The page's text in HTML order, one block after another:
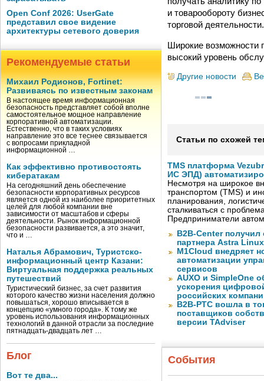
Open Conf 2026: UserGate
представил свое видение
архитектуры сетевого доверия
Рекомендуемые статьи
Михаил Родионов, Fortinet:
Развиваясь по известным законам
В настоящее время информационная
безопасность представляет собой вполне
самостоятельное мощное направление
корпоративной автоматизации.
Естественно, что в таких условиях
направление это все теснее связывается
с вопросами прикладной
информационной …
Как эффективно противостоять
кибератакам
На сегодняшний день обеспечение
безопасности корпоративных ресурсов
является одной из наиболее приоритетных
целей для любой компании вне
зависимости от масштабов и сферы
деятельности. Рынок информационной
безопасности развивается, а это значит,
что и …
Наталья Абрамович, Туристско-
информационный центр Казани:
Виртуальная поддержка реальных
путешествий
Туристический бизнес, за счет развития
которого качество жизни населения должно
повышаться, хорошо вписывается в
концепцию «умного города». К тому же
уровень использования информационных
технологий в данной отрасли за последние
пятнадцать-двадцать лет …
Блог
Вот те два...
и товарообороту
торговой деятельности.
Широкие возможности
высокий уровень
Другие новости
Статьи по схожей
TMS платформа
ИС ЭПД)
Несмотря на широкое
транспортом (TMS) и
планирования,
сталкиваться с
Предприниматели
B2B-Center получил
партнера Astra Linux
M1Cloud внедряет
автоматизации
сервисов
AUXO и SimpleOne
ускорения
российских
B2B-РТС вошла в
поставщиков
версии TAdviser
События